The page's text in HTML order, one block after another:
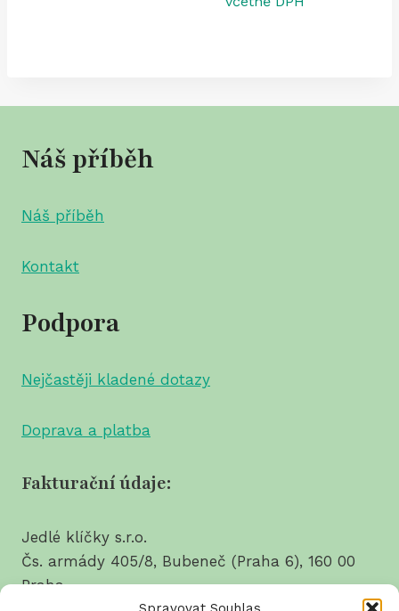
Náš příběh
Náš příběh
Kontakt
Podpora
Nejčastěji kladené dotazy
Doprava a platba
Fakturační údaje:
Jedlé klíčky s.r.o.
Čs. armády 405/8, Bubeneč (Praha 6), 160 00
Praha